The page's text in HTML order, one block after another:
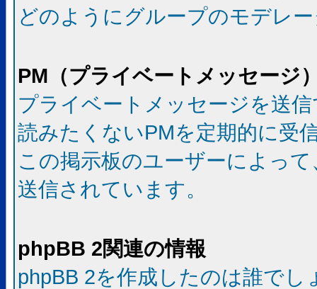
どのようにグループのモデレ
PM（プライベートメッセージ
プライベートメッセージを送
読みたくないPMを定期的に受
この掲示板のユーザーによっ
送信されています。
phpBB 2関連の情報
phpBB 2を作成したのは誰でし